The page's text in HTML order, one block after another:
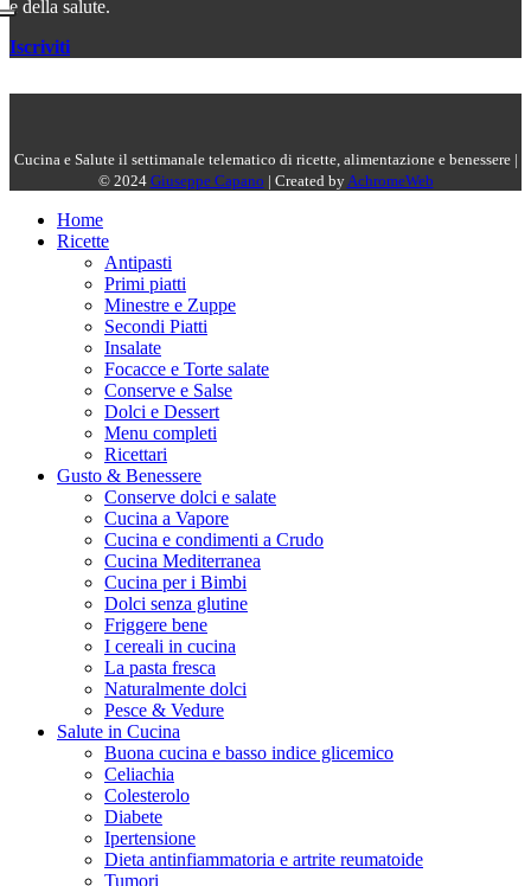
e della salute.
Iscriviti
Cucina e Salute il settimanale telematico di ricette, alimentazione e benessere |
© 2024 Giuseppe Capano | Created by AchromeWeb
Home
Ricette
Antipasti
Primi piatti
Minestre e Zuppe
Secondi Piatti
Insalate
Focacce e Torte salate
Conserve e Salse
Dolci e Dessert
Menu completi
Ricettari
Gusto & Benessere
Conserve dolci e salate
Cucina a Vapore
Cucina e condimenti a Crudo
Cucina Mediterranea
Cucina per i Bimbi
Dolci senza glutine
Friggere bene
I cereali in cucina
La pasta fresca
Naturalmente dolci
Pesce & Vedure
Salute in Cucina
Buona cucina e basso indice glicemico
Celiachia
Colesterolo
Diabete
Ipertensione
Dieta antinfiammatoria e artrite reumatoide
Tumori